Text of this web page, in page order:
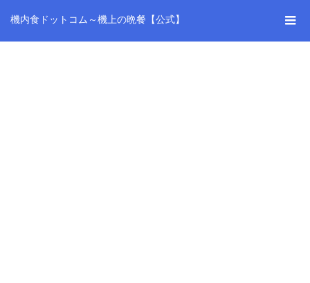
機内食ドットコム～機上の晩餐【公式】